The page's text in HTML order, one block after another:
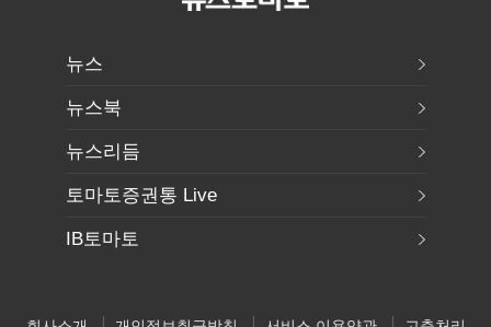
뉴스
뉴스북
뉴스리듬
토마토증권통 Live
IB토마토